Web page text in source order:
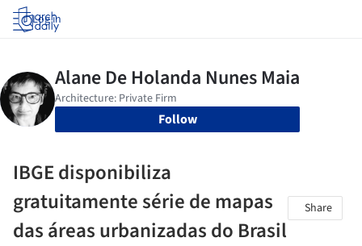
Log in
Follow
IBGE disponibiliza
gratuitamente série de mapas
das áreas urbanizadas do Brasil
Share